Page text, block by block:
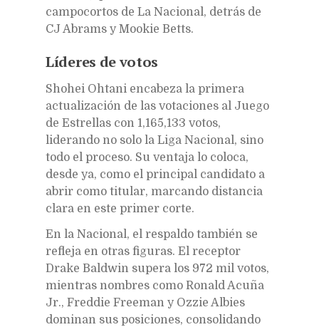
campocortos de La Nacional, detrás de
CJ Abrams y Mookie Betts.
Líderes de votos
Shohei Ohtani encabeza la primera
actualización de las votaciones al Juego
de Estrellas con 1,165,133 votos,
liderando no solo la Liga Nacional, sino
todo el proceso. Su ventaja lo coloca,
desde ya, como el principal candidato a
abrir como titular, marcando distancia
clara en este primer corte.
En la Nacional, el respaldo también se
refleja en otras figuras. El receptor
Drake Baldwin supera los 972 mil votos,
mientras nombres como Ronald Acuña
Jr., Freddie Freeman y Ozzie Albies
dominan sus posiciones, consolidando